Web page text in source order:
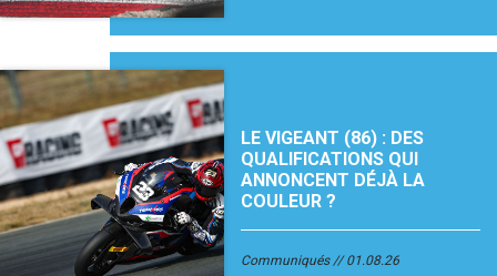
LE VIGEANT (86) : DES
QUALIFICATIONS QUI
ANNONCENT DÉJÀ LA
COULEUR ?
Communiqués 01.08.26